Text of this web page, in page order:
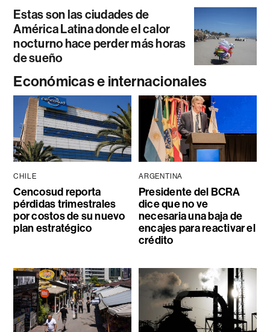
Estas son las ciudades de
América Latina donde el calor
nocturno hace perder más horas
de sueño
Económicas e internacionales
CHILE
Cencosud reporta
pérdidas trimestrales
por costos de su nuevo
plan estratégico
ARGENTINA
Presidente del BCRA
dice que no ve
necesaria una baja de
encajes para reactivar el
crédito